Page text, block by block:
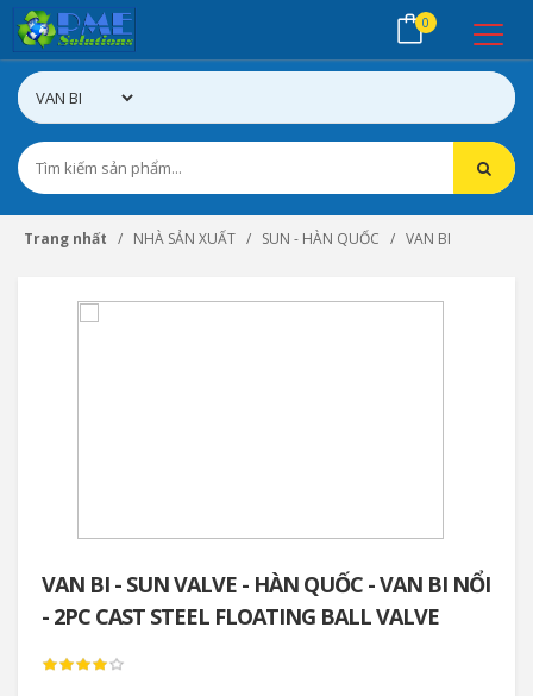
0
Trang nhất NHÀ SẢN XUẤT SUN - HÀN QUỐC VAN BI
VAN BI - SUN VALVE - HÀN QUỐC - VAN BI NỔI
- 2PC CAST STEEL FLOATING BALL VALVE